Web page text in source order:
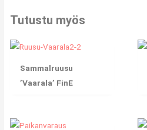
Tutustu myös
Sammalruusu
’Vaarala’ FinE